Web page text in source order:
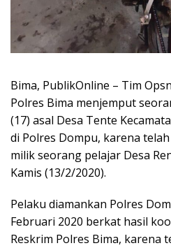
Bima, PublikOnline – Tim
Polres Bima menjemput
(17) asal Desa Tente
di Polres Dompu, karena
milik seorang pelajar Desa
Kamis (13/2/2020).
Pelaku diamankan Polres
Februari 2020 berkat hasil
Reskrim Polres Bima, karena